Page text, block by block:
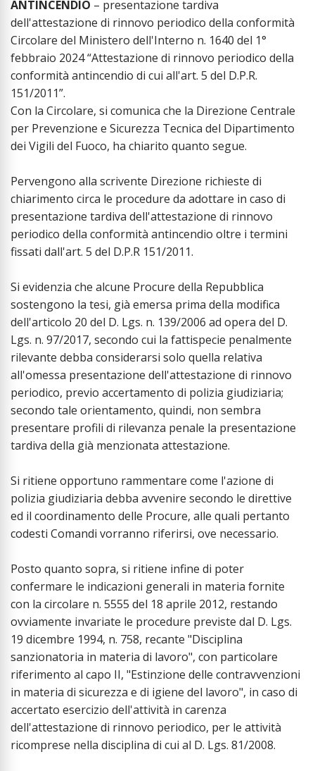
ANTINCENDIO – presentazione tardiva
dell'attestazione di rinnovo periodico della conformità
Circolare del Ministero dell'Interno n. 1640 del 1°
febbraio 2024 “Attestazione di rinnovo periodico della
conformità antincendio di cui all'art. 5 del D.P.R.
151/2011”.
Con la Circolare, si comunica che la Direzione Centrale
per Prevenzione e Sicurezza Tecnica del Dipartimento
dei Vigili del Fuoco, ha chiarito quanto segue.
Pervengono alla scrivente Direzione richieste di
chiarimento circa le procedure da adottare in caso di
presentazione tardiva dell'attestazione di rinnovo
periodico della conformità antincendio oltre i termini
fissati dall'art. 5 del D.P.R 151/2011.
Si evidenzia che alcune Procure della Repubblica
sostengono la tesi, già emersa prima della modifica
dell'articolo 20 del D. Lgs. n. 139/2006 ad opera del D.
Lgs. n. 97/2017, secondo cui la fattispecie penalmente
rilevante debba considerarsi solo quella relativa
all'omessa presentazione dell'attestazione di rinnovo
periodico, previo accertamento di polizia giudiziaria;
secondo tale orientamento, quindi, non sembra
presentare profili di rilevanza penale la presentazione
tardiva della già menzionata attestazione.
Si ritiene opportuno rammentare come l'azione di
polizia giudiziaria debba avvenire secondo le direttive
ed il coordinamento delle Procure, alle quali pertanto
codesti Comandi vorranno riferirsi, ove necessario.
Posto quanto sopra, si ritiene infine di poter
confermare le indicazioni generali in materia fornite
con la circolare n. 5555 del 18 aprile 2012, restando
ovviamente invariate le procedure previste dal D. Lgs.
19 dicembre 1994, n. 758, recante "Disciplina
sanzionatoria in materia di lavoro", con particolare
riferimento al capo II, "Estinzione delle contravvenzioni
in materia di sicurezza e di igiene del lavoro", in caso di
accertato esercizio dell'attività in carenza
dell'attestazione di rinnovo periodico, per le attività
ricomprese nella disciplina di cui al D. Lgs. 81/2008.